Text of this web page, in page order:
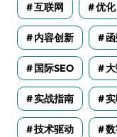
互联网 优化
内容创新
国际SEO
实战指南
技术驱动